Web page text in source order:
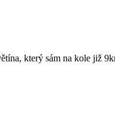
který sám na kole již